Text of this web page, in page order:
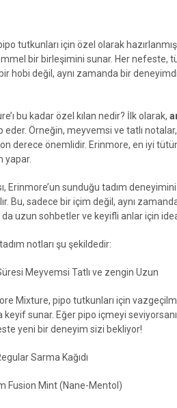
tutkunları için özel olarak
bir birleşimini sunar. Her nefeste,
hobi değil, aynı zamanda bir
bu kadar özel kılan nedir? İlk olarak,
Örneğin, meyvemsi ve tatlı
derece önemlidir. Erinmore, en iyi
yapar.
Erinmore’un sunduğu tadım
Bu, sadece bir içim değil, aynı
uzun sohbetler ve keyifli anlar için
notları şu şekildedir:
Meyvemsi Tatlı ve zengin Uzun
Mixture, pipo tutkunları için
sunar. Eğer pipo içmeyi
yeni bir deneyim sizi bekliyor!
Sarma Kağıdı
Fusion Mint (Nane-Mentol)